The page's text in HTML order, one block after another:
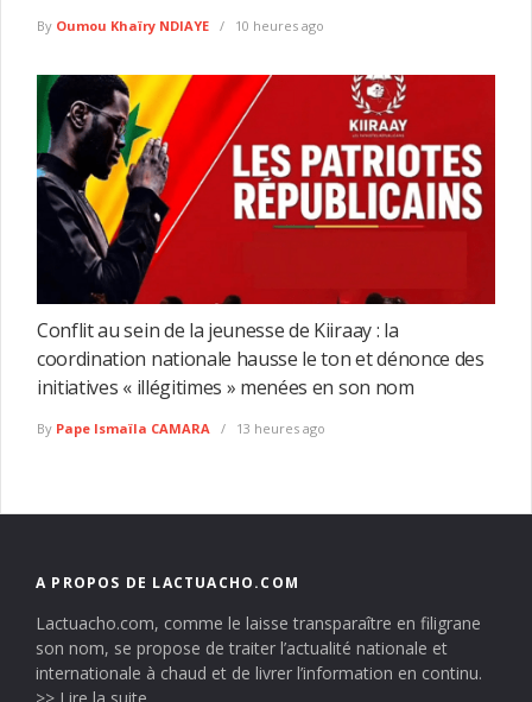
By Oumou Khaïry NDIAYE 10 heures ago
Conflit au sein de la jeunesse de Kiiraay : la
coordination nationale hausse le ton et dénonce des
initiatives « illégitimes » menées en son nom
By Pape Ismaïla CAMARA 13 heures ago
A PROPOS DE LACTUACHO.COM
Lactuacho.com, comme le laisse transparaître en filigrane
son nom, se propose de traiter l’actualité nationale et
internationale à chaud et de livrer l’information en continu.